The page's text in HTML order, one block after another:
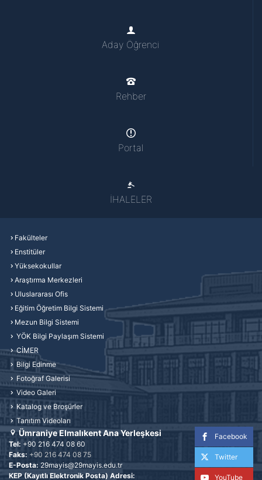
Aday Öğrenci
Rehber
Portal
İHALELER
Fakülteler
Enstitüler
Yüksekokullar
Araştırma Merkezleri
Uluslararası Ofis
Eğitim Öğretim Bilgi Sistemi
Mezun Bilgi Sistemi
YÖK Bilgi Paylaşım Sistemi
CİMER
Bilgi Edinme
Fotoğraf Galerisi
Video Galeri
Katalog ve Broşürler
Tanıtım Videoları
Facebook
Twitter
YouTube
Ümraniye Elmalıkent Ana Yerleşkesi
Tel: +90 216 474 08 60
Faks: +90 216 474 08 75
E-Posta: 29mayis@29mayis.edu.tr
KEP (Kayıtlı Elektronik Posta) Adresi: